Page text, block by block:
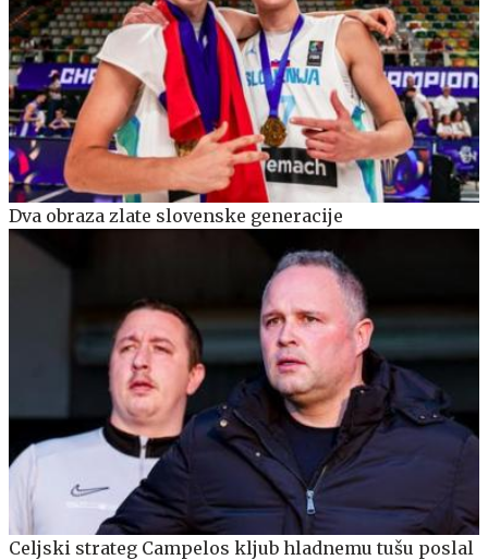
Dva obraza zlate slovenske generacije
Celjski strateg Campelos kljub hladnemu tušu poslal